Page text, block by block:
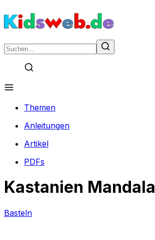
Themen
Anleitungen
Artikel
PDFs
Kastanien Mandala
Basteln